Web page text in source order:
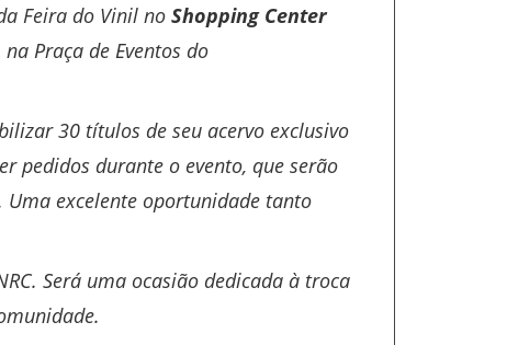
Feira do Vinil no Shopping Center
Praça de Eventos do
30 títulos de seu acervo exclusivo
pedidos durante o evento, que serão
excelente oportunidade tanto
Será uma ocasião dedicada à troca